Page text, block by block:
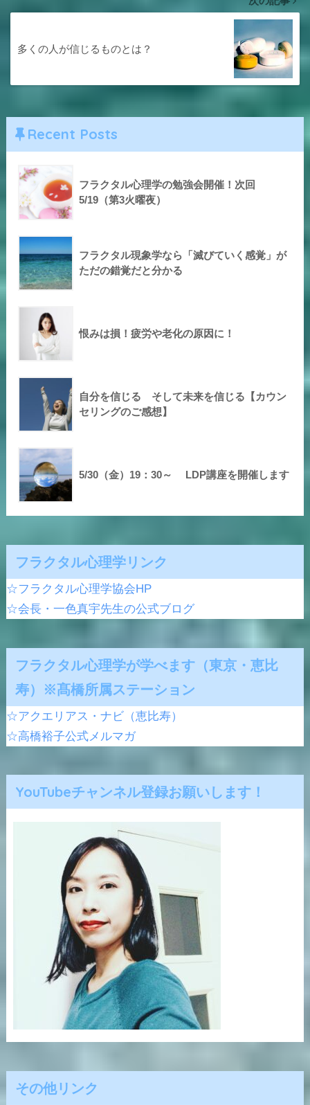
多くの人が信じるものとは？
Recent Posts
フラクタル心理学の勉強会開催！次回
5/19（第3火曜夜）
フラクタル現象学なら「滅びていく感覚」が
ただの錯覚だと分かる
恨みは損！疲労や老化の原因に！
自分を信じる そして未来を信じる【カウン
セリングのご感想】
5/30（金）19：30～ LDP講座を開催します
フラクタル心理学リンク
☆フラクタル心理学協会HP
☆会長・一色真宇先生の公式ブログ
フラクタル心理学が学べます（東京・恵比
寿）※髙橋所属ステーション
☆アクエリアス・ナビ（恵比寿）
☆高橋裕子公式メルマガ
YouTubeチャンネル登録お願いします！
その他リンク